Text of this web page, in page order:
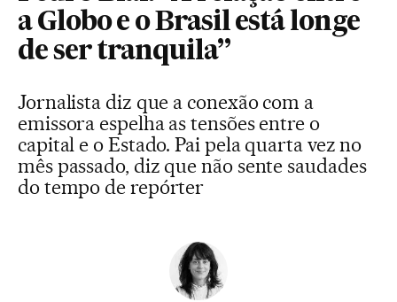
a Globo e o Brasil está longe
de ser tranquila”
Jornalista diz que a conexão com a
emissora espelha as tensões entre o
capital e o Estado. Pai pela quarta vez no
mês passado, diz que não sente saudades
do tempo de repórter